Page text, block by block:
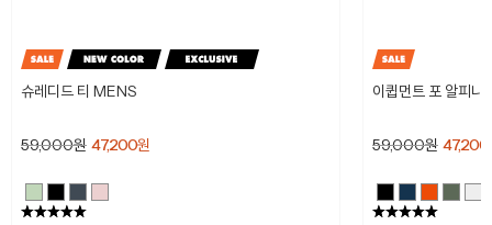
슈레디드 티 MENS
59,000원 47,200원
이큅먼트 포 알피
59,000원 47,200